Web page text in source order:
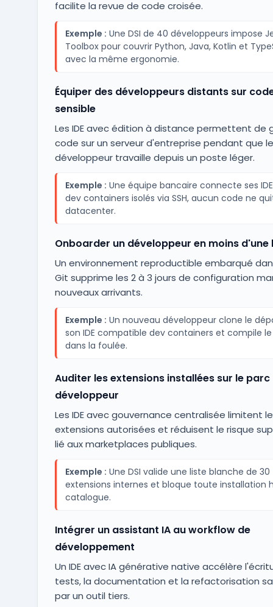
facilite la revue de code croisée.
Exemple : Une DSI de 40 développeurs impose
Toolbox pour couvrir Python, Java, Kotlin et
avec la même ergonomie.
Équiper des développeurs distants sur
sensible
Les IDE avec édition à distance permettent de
code sur un serveur d'entreprise pendant que le
développeur travaille depuis un poste léger.
Exemple : Une équipe bancaire connecte ses
dev containers isolés via SSH, aucun code ne
datacenter.
Onboarder un développeur en moins d'une
Un environnement reproductible embarqué
Git supprime les 2 à 3 jours de configuration
nouveaux arrivants.
Exemple : Un nouveau développeur clone le
son IDE compatible dev containers et compile
dans la foulée.
Auditer les extensions installées sur le parc
développeur
Les IDE avec gouvernance centralisée limitent
extensions autorisées et réduisent le risque
lié aux marketplaces publiques.
Exemple : Une DSI valide une liste blanche de 30
extensions internes et bloque toute installation
catalogue.
Intégrer un assistant IA au workflow de
développement
Un IDE avec IA générative native accélère
tests, la documentation et la refactorisation
par un outil tiers.